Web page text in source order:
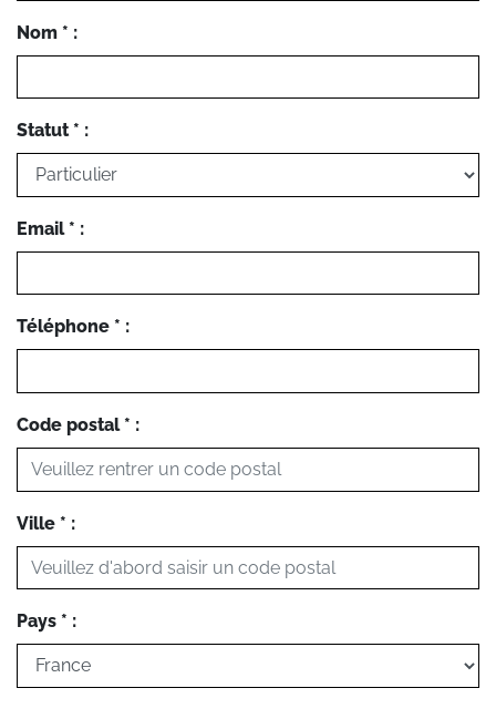
Nom * :
Statut * :
Email * :
Téléphone * :
Code postal * :
Ville * :
Pays * :